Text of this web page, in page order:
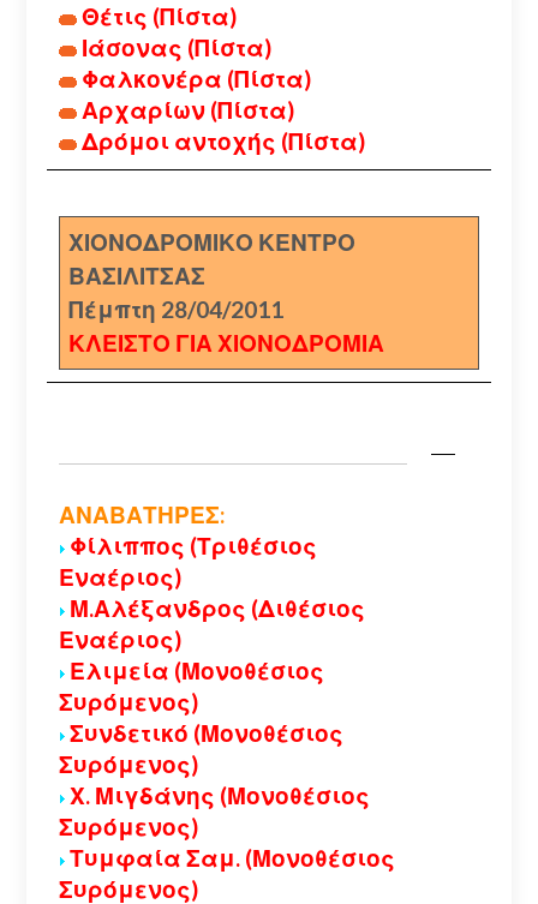
Θέτις (Πίστα)
Ιάσονας (Πίστα)
Φαλκονέρα (Πίστα)
Αρχαρίων (Πίστα)
Δρόμοι αντοχής (Πίστα)
ΧΙΟΝΟΔΡΟΜΙΚΟ ΚΕΝΤΡΟ
ΒΑΣΙΛΙΤΣΑΣ
Πέμπτη 28/04/2011
ΚΛΕΙΣΤΟ ΓΙΑ ΧΙΟΝΟΔΡΟΜΙΑ
ΑΝΑΒΑΤΗΡΕΣ:
Φίλιππος (Τριθέσιος
Εναέριος)
Μ.Αλέξανδρος (Διθέσιος
Εναέριος)
Ελιμεία (Μονοθέσιος
Συρόμενος)
Συνδετικό (Μονοθέσιος
Συρόμενος)
Χ. Μιγδάνης (Μονοθέσιος
Συρόμενος)
Τυμφαία Σαμ. (Μονοθέσιος
Συρόμενος)